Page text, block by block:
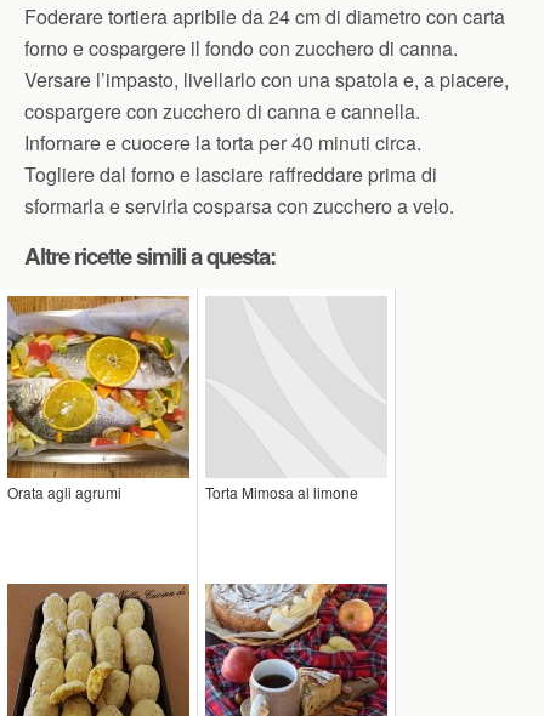
Foderare tortiera apribile da 24 cm di diametro con carta
forno e cospargere il fondo con zucchero di canna.
Versare l’impasto, livellarlo con una spatola e, a piacere,
cospargere con zucchero di canna e cannella.
Infornare e cuocere la torta per 40 minuti circa.
Togliere dal forno e lasciare raffreddare prima di
sformarla e servirla cosparsa con zucchero a velo.
Altre ricette simili a questa:
Orata agli agrumi Torta Mimosa al limone